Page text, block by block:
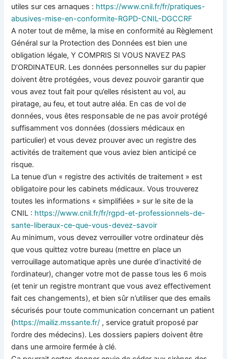
utiles sur ces arnaques : https://www.cnil.fr/fr/pratiques-
abusives-mise-en-conformite-RGPD-CNIL-DGCCRF
A noter tout de même, la mise en conformité au Règlement
Général sur la Protection des Données est bien une
obligation légale, Y COMPRIS SI VOUS N’AVEZ PAS
D’ORDINATEUR. Les données personnelles sur du papier
doivent être protégées, vous devez pouvoir garantir que
vous avez tout fait pour qu’elles résistent au vol, au
piratage, au feu, et tout autre aléa. En cas de vol de
données, vous êtes responsable de ne pas avoir protégé
suffisamment vos données (dossiers médicaux en
particulier) et vous devez prouver avec un registre des
activités de traitement que vous aviez bien anticipé ce
risque.
La tenue d’un « registre des activités de traitement » est
obligatoire pour les cabinets médicaux. Vous trouverez
toutes les informations « simplifiées » sur le site de la
CNIL : https://www.cnil.fr/fr/rgpd-et-professionnels-de-
sante-liberaux-ce-que-vous-devez-savoir
Au minimum, vous devez verrouiller votre ordinateur dès
que vous quittez votre bureau (mettre en place un
verrouillage automatique après une durée d’inactivité de
l’ordinateur), changer votre mot de passe tous les 6 mois
(et tenir un registre montrant que vous avez effectivement
fait ces changements), et bien sûr n’utiliser que des emails
sécurisés pour toute communication concernant un patient
(https://mailiz.mssante.fr/ , service gratuit proposé par
l’ordre des médecins). Les dossiers papiers doivent être
dans une armoire fermée à clé.